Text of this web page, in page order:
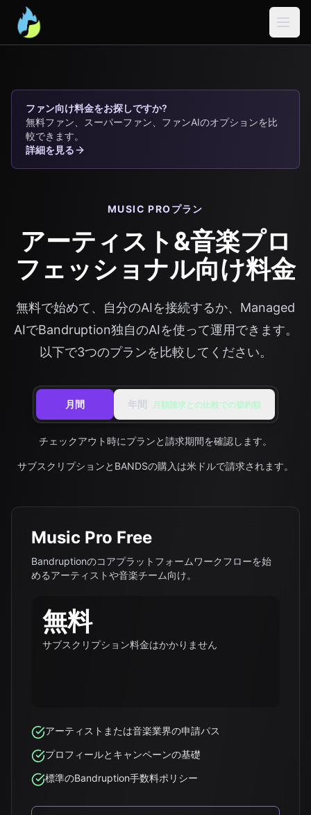
メインコンテンツへ移動
ファン向け料金をお探しですか?
無料ファン、スーパーファン、ファンAIのオプションを比
較できます。
詳細を見る
MUSIC PROプラン
アーティスト&音楽プロ
フェッショナル向け料金
無料で始めて、自分のAIを接続するか、Managed
AIでBandruption独自のAIを使って運用できます。
以下で3つのプランを比較してください。
月間 年間 月額請求との比較での節約額
月額
チェックアウト時にプランと請求期間を確認します。
サブスクリプションとBANDSの購入は米ドルで請求されます。
Music Pro Free
Bandruptionのコアプラットフォームワークフローを始
めるアーティストや音楽チーム向け。
無料
サブスクリプション料金はかかりません
アーティストまたは音楽業界の申請パス
プロフィールとキャンペーンの基礎
標準のBandruption手数料ポリシー